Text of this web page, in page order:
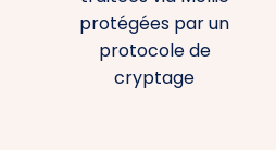
protégées par un
protocole de
cryptage